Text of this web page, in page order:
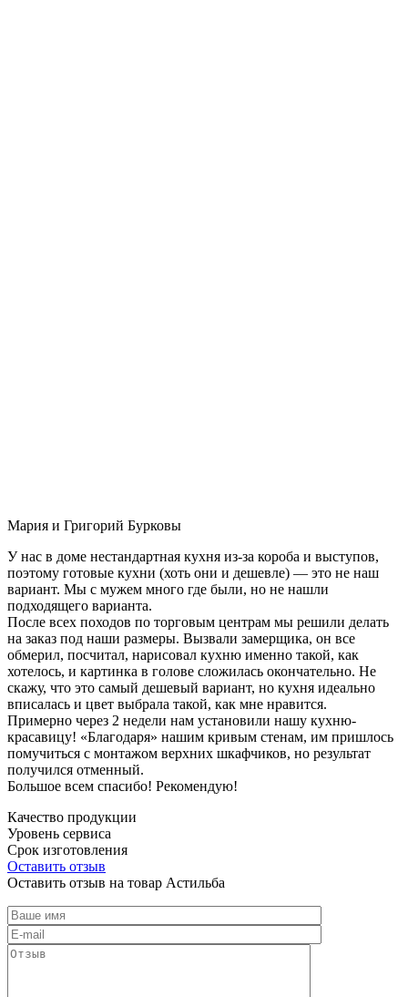
Мария и Григорий Бурковы
У нас в доме нестандартная кухня из-за короба и выступов,
поэтому готовые кухни (хоть они и дешевле) — это не наш
вариант. Мы с мужем много где были, но не нашли
подходящего варианта.
После всех походов по торговым центрам мы решили делать
на заказ под наши размеры. Вызвали замерщика, он все
обмерил, посчитал, нарисовал кухню именно такой, как
хотелось, и картинка в голове сложилась окончательно. Не
скажу, что это самый дешевый вариант, но кухня идеально
вписалась и цвет выбрала такой, как мне нравится.
Примерно через 2 недели нам установили нашу кухню-
красавицу! «Благодаря» нашим кривым стенам, им пришлось
помучиться с монтажом верхних шкафчиков, но результат
получился отменный.
Большое всем спасибо! Рекомендую!
Качество продукции
Уровень сервиса
Срок изготовления
Оставить отзыв
Оставить отзыв на товар Астильба